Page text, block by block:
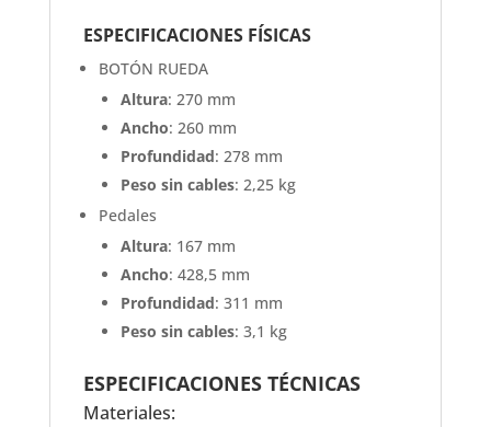
ESPECIFICACIONES FÍSICAS
BOTÓN RUEDA
Altura: 270 mm
Ancho: 260 mm
Profundidad: 278 mm
Peso sin cables: 2,25 kg
Pedales
Altura: 167 mm
Ancho: 428,5 mm
Profundidad: 311 mm
Peso sin cables: 3,1 kg
ESPECIFICACIONES TÉCNICAS
Materiales: